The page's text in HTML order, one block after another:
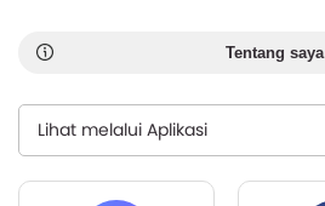
Tentang saya
Lihat melalui Aplikasi